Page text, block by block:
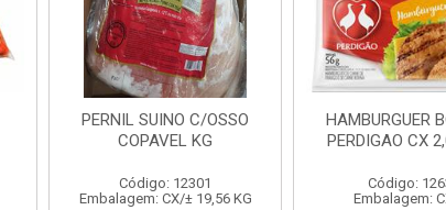
HAMBURGUER BOVINO
PERDIGAO CX 2,016KG
Código: 1263
Embalagem: CX/1
MARGARINA
CAIXA
Código:
Embalagem: